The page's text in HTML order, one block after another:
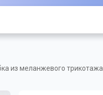
из меланжевого трикотажа
авторизуйтесь